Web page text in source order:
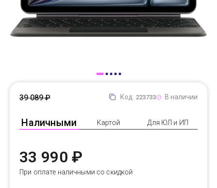
Самовывоз
Trade-In
Код: 223733 В наличии
Наличными Картой Для ЮЛ и ИП
39 089 ₽
33 990 ₽
При оплате наличными со скидкой